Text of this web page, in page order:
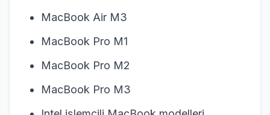
MacBook Air M3
MacBook Pro M1
MacBook Pro M2
MacBook Pro M3